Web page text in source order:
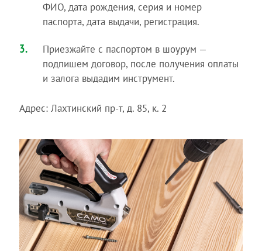
ФИО, дата рождения, серия и номер
паспорта, дата выдачи, регистрация.
Приезжайте с паспортом в шоурум —
подпишем договор, после получения оплаты
и залога выдадим инструмент.
Адрес: Лахтинский пр-т, д. 85, к. 2